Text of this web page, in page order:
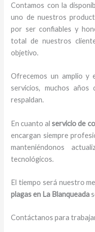
Contamos con la
uno de nuestros
por ser confiables y
total de nuestros
objetivo.
Ofrecemos un amplio y
servicios, muchos
respaldan.
En cuanto alservicio de
encargan siempre
manteniéndonos
tecnológicos.
El tiempo será nuestro
plagasen La Blanqueada
Contáctanos para